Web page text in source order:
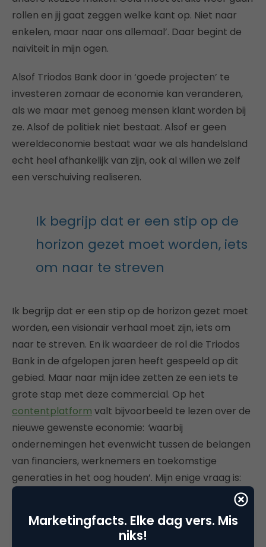
rollen en jij gaat zeggen welke kant op. Niet naar
enkelen, maar naar ons allemaal’. Daar begint de
naïviteit in mijn ogen.
Alsof Triodos Bank door in ‘goede projecten’ te
investeren zomaar de economie kan veranderen,
als we maar met genoeg mensen klant worden bij
ze. Alsof de politiek niet bestaat. Alsof er geen
wereldeconomie bestaat waar we als handelsland
echt heel afhankelijk van zijn, ook al willen we zelf
een verschuiving realiseren.
Ik begrijp dat er een stip op de
horizon gezet moet worden, iets
om naar te streven
Ik begrijp dat er een stip op de horizon gezet moet
worden, een visionair verhaal moet zijn, iets om
naar te streven. En ik waardeer de rol die Triodos
Bank in de afgelopen jaren heeft gespeeld op dit
gebied. Maar naar mijn idee zetten ze een iets te
grote stap met deze commercial. Op het
contentplatform valt bijvoorbeeld te lezen over de
nieuwe gewenste economie: ‘waarbij
ondernemingen het evenwicht tussen de belangen
van financiers, werknemers en toekomstige
generaties in het oog houden’. Mijn enige vraag is:
hoe dan? Maar, zoals we ook lezen op die pagina:
commercial is wishful thinking en zelfs Triodos
Marketingfacts. Elke dag vers. Mis
niks!